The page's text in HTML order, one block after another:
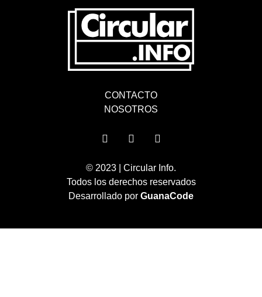
CONTACTO
NOSOTROS
© 2023 | Circular Info.
Todos los derechos reservados
Desarrollado por GuanaCode